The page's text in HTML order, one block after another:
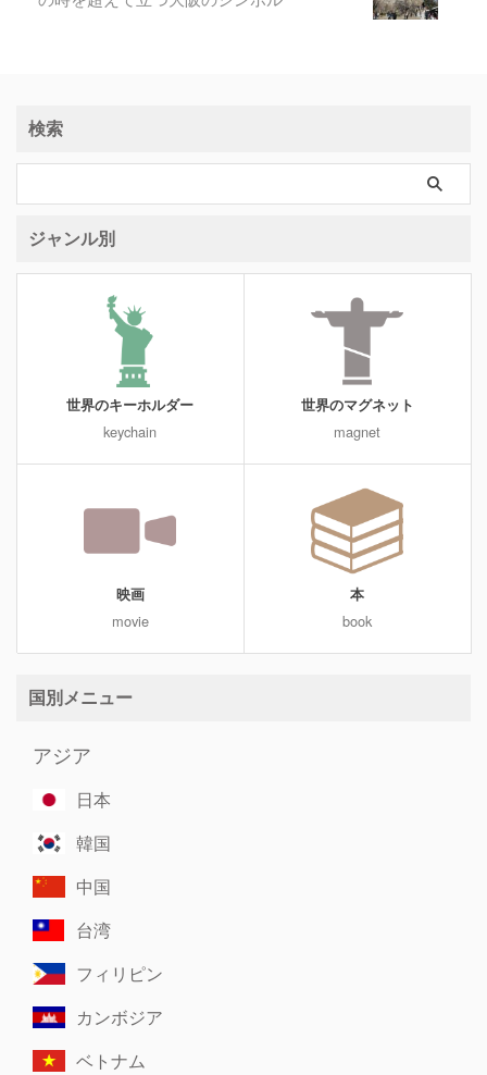
検索
ジャンル別
世界のキーホルダー
keychain
世界のマグネット
magnet
映画
movie
本
book
国別メニュー
アジア
日本
韓国
中国
台湾
フィリピン
カンボジア
ベトナム